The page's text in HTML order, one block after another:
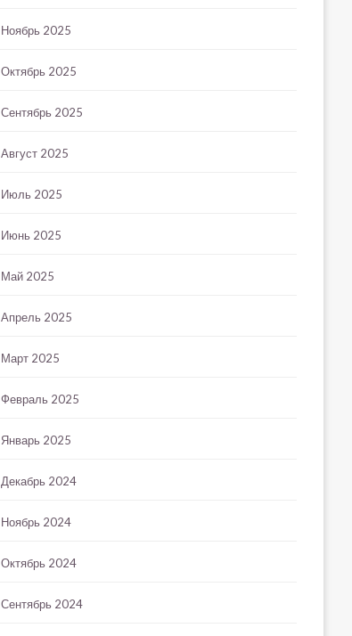
Ноябрь 2025
Октябрь 2025
Сентябрь 2025
Август 2025
Июль 2025
Июнь 2025
Май 2025
Апрель 2025
Март 2025
Февраль 2025
Январь 2025
Декабрь 2024
Ноябрь 2024
Октябрь 2024
Сентябрь 2024